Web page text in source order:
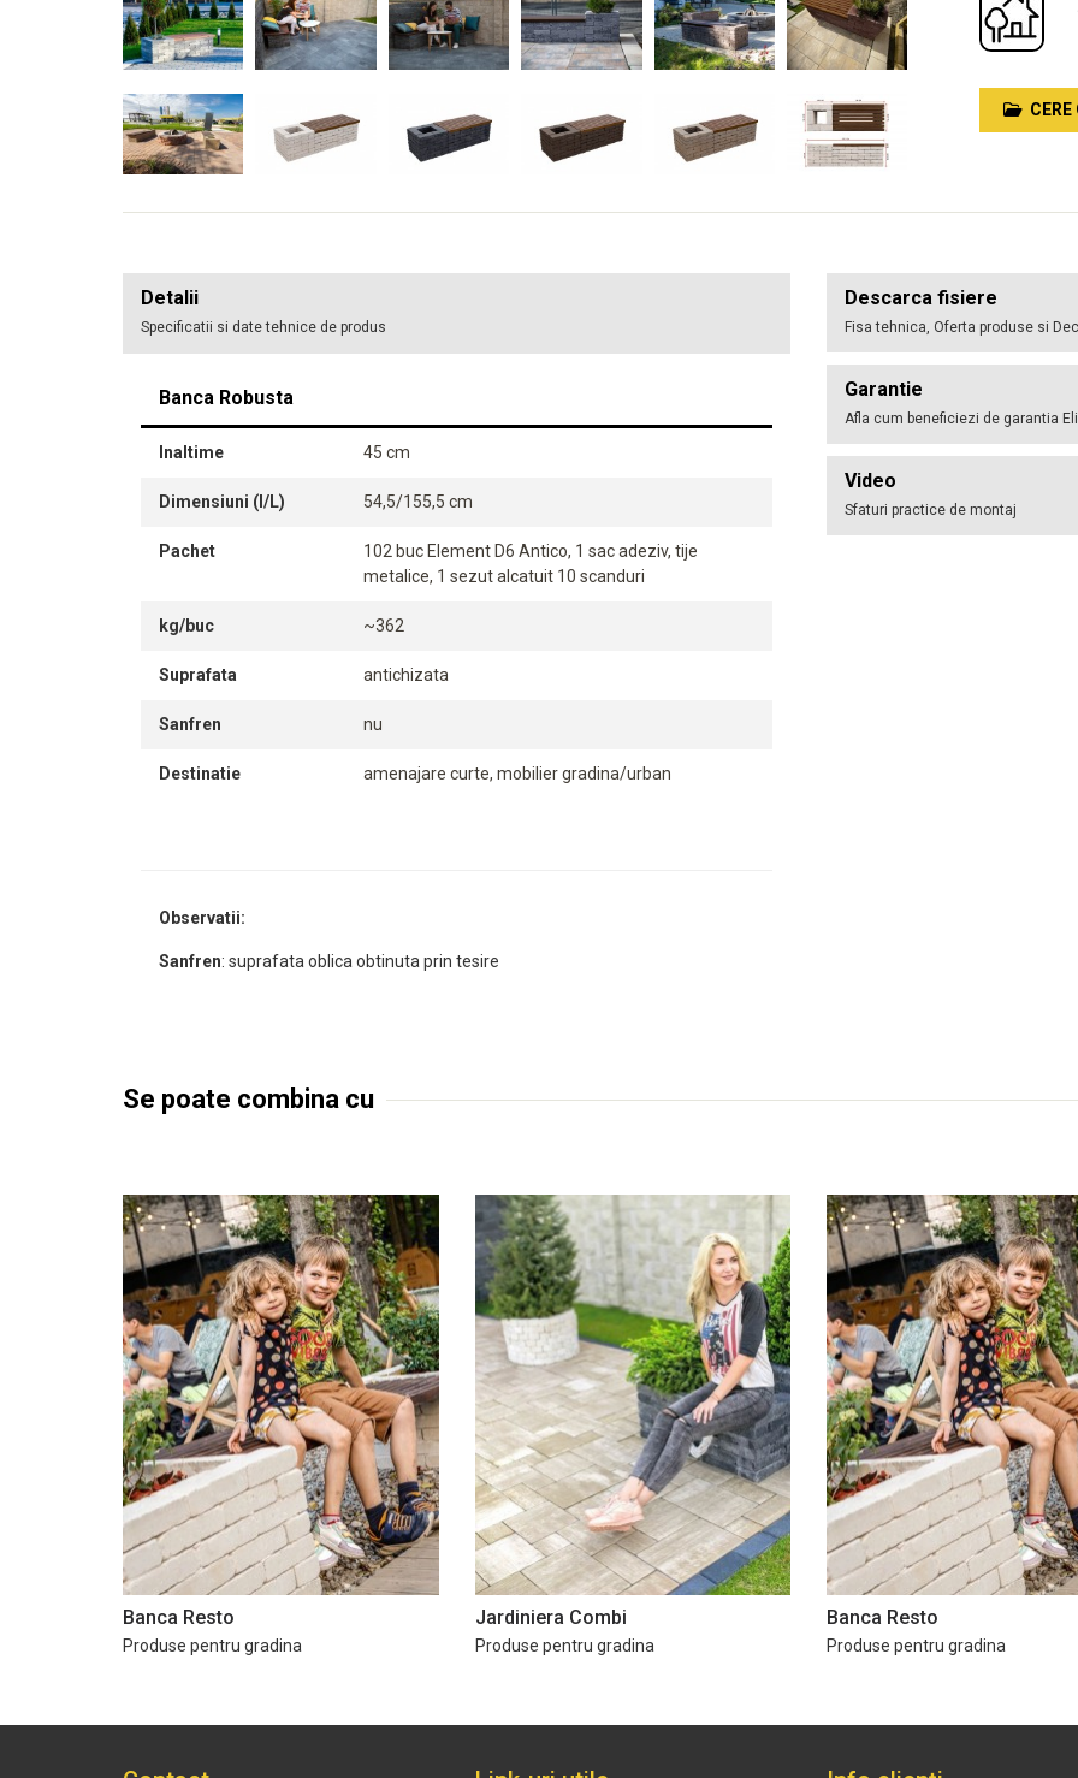
CERE
Detalii
Specificatii si date tehnice de produs
Banca Robusta
Inaltime 45 cm
Dimensiuni (l/L) 54,5/155,5 cm
Pachet
102 buc Element D6 Antico, 1 sac adeziv, tije
metalice, 1 sezut alcatuit 10 scanduri
kg/buc ~362
Suprafata antichizata
Sanfren nu
Destinatie amenajare curte, mobilier gradina/urban
Observatii:
Sanfren: suprafata oblica obtinuta prin tesire
Descarca fisiere
Fisa tehnica, Oferta produse si
Garantie
Afla cum beneficiezi de garantia
Video
Sfaturi practice de montaj
Se poate combina cu
Banca Resto
Produse pentru gradina
Jardiniera Combi
Produse pentru gradina
Banca Resto
Produse pentru gradina